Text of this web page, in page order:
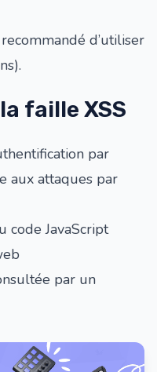
d’utiliser
faille XSS
par
aux attaques par
code JavaScript
par un